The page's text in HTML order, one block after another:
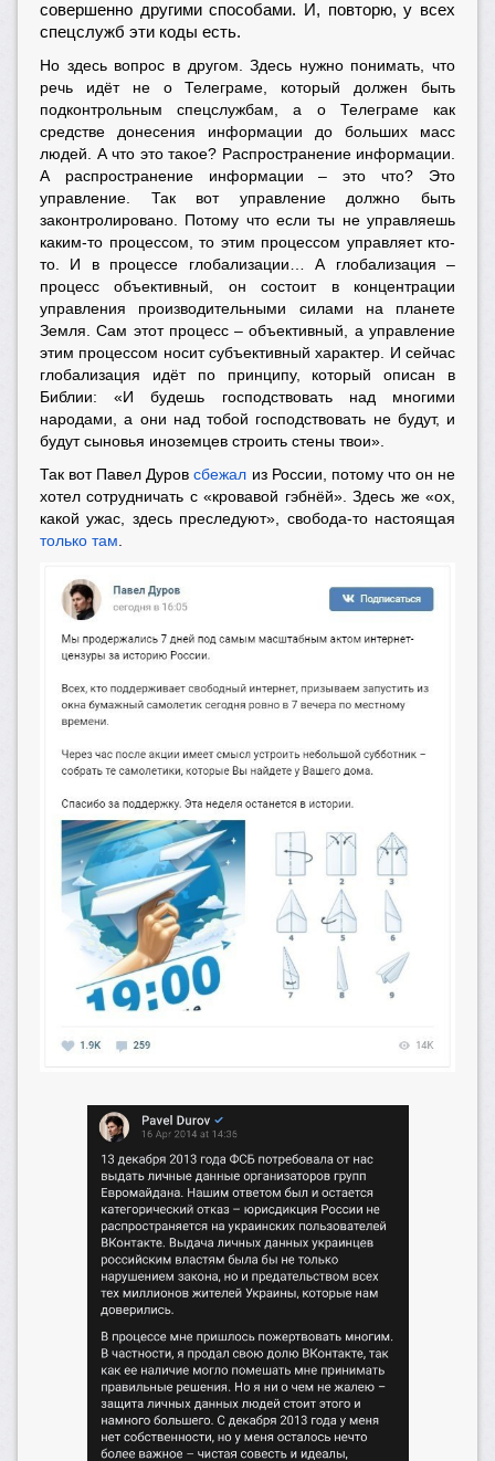
совершенно другими способами. И, повторю, у всех
спецслужб эти коды есть.
Но здесь вопрос в другом. Здесь нужно понимать, что
речь идёт не о Телеграме, который должен быть
подконтрольным спецслужбам, а о Телеграме как
средстве донесения информации до больших масс
людей. А что это такое? Распространение информации.
А распространение информации – это что? Это
управление. Так вот управление должно быть
законтролировано. Потому что если ты не управляешь
каким-то процессом, то этим процессом управляет кто-
то. И в процессе глобализации… А глобализация –
процесс объективный, он состоит в концентрации
управления производительными силами на планете
Земля. Сам этот процесс – объективный, а управление
этим процессом носит субъективный характер. И сейчас
глобализация идёт по принципу, который описан в
Библии: «И будешь господствовать над многими
народами, а они над тобой господствовать не будут, и
будут сыновья иноземцев строить стены твои».
Так вот Павел Дуровсбежал из России, потому что он не
хотел сотрудничать с «кровавой гэбнёй». Здесь же «ох,
какой ужас, здесь преследуют», свобода-то настоящая
только там